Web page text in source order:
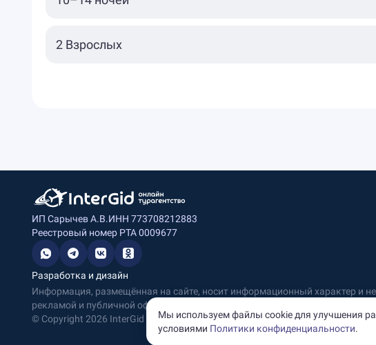
ИП Сарычев А.В.ИНН 773708212883
Реестровый номер РТА 0009677
Разработка и дизайн
Информация, размещённая на сайте, носит информационный характер и не
рекламой и публичной офертой.
© Copyright 2026 InterGid Все права защищены.
Мы используем файлы cookie для улучшения
условиями Политики конфиденциальности.